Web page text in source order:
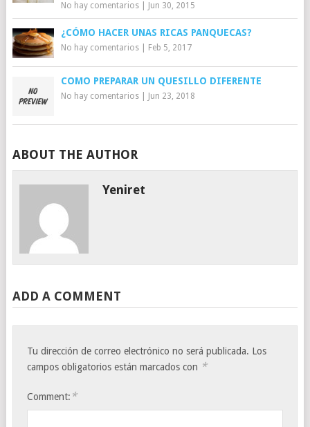
No hay comentarios| Jun 30, 2015
¿CÓMO HACER UNAS RICAS PANQUECAS?
No hay comentarios| Feb 5, 2017
COMO PREPARAR UN QUESILLO DIFERENTE
No hay comentarios| Jun 23, 2018
ABOUT THE AUTHOR
Yeniret
ADD A COMMENT
Tu dirección de correo electrónico no será publicada. Los
campos obligatorios están marcados con *
Comment: *